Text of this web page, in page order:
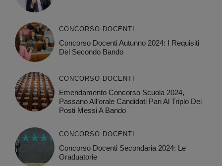
CONCORSO DOCENTI
Concorso Docenti Autunno 2024: I Requisiti
Del Secondo Bando
CONCORSO DOCENTI
Emendamento Concorso Scuola 2024,
Passano All’orale Candidati Pari Al Triplo Dei
Posti Messi A Bando
CONCORSO DOCENTI
Concorso Docenti Secondaria 2024: Le
Graduatorie